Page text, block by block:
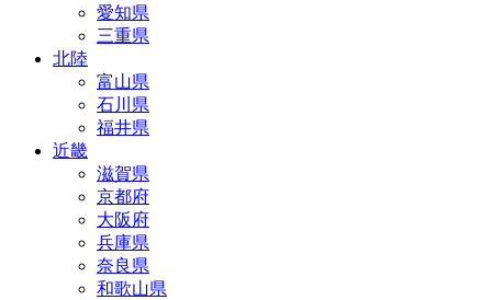
愛知県
三重県
北陸
富山県
石川県
福井県
近畿
滋賀県
京都府
大阪府
兵庫県
奈良県
和歌山県